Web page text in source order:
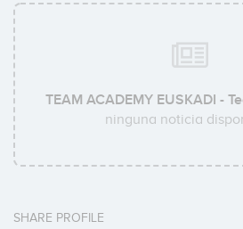
TEAM ACADEMY EUSKADI -
ninguna noticia
SHARE PROFILE